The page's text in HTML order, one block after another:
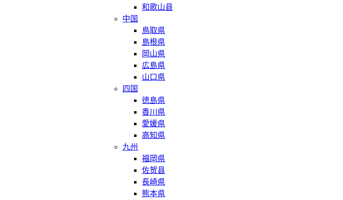
和歌山县
中国
鳥取県
島根県
岡山県
広島県
山口県
四国
徳島県
香川県
愛媛県
高知県
九州
福岡県
佐贺县
長崎県
熊本県